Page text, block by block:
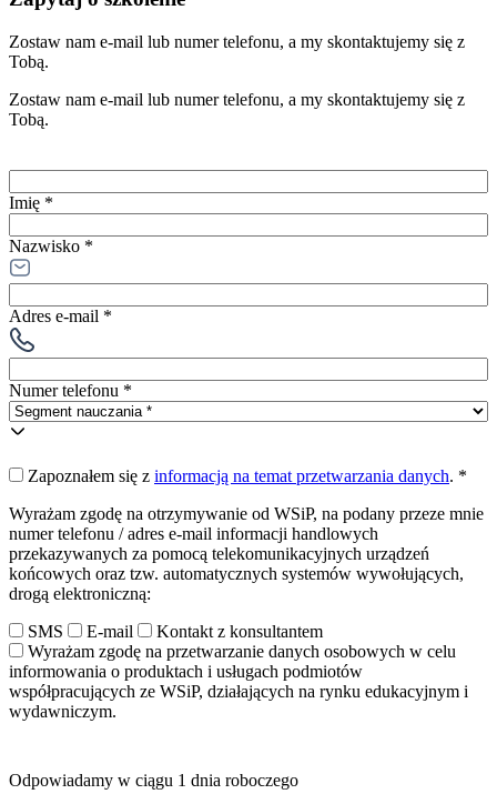
Zostaw nam e-mail lub numer telefonu, a my skontaktujemy się z
Tobą.
Zostaw nam e-mail lub numer telefonu, a my skontaktujemy się z
Tobą.
Imię *
Nazwisko *
Adres e-mail *
Numer telefonu *
Zapoznałem się z informacją na temat przetwarzania danych. *
Wyrażam zgodę na otrzymywanie od WSiP, na podany przeze mnie
numer telefonu / adres e-mail informacji handlowych
przekazywanych za pomocą telekomunikacyjnych urządzeń
końcowych oraz tzw. automatycznych systemów wywołujących,
drogą elektroniczną:
SMS
E-mail
Kontakt z konsultantem
Wyrażam zgodę na przetwarzanie danych osobowych w celu
informowania o produktach i usługach podmiotów
współpracujących ze WSiP, działających na rynku edukacyjnym i
wydawniczym.
Odpowiadamy w ciągu 1 dnia roboczego